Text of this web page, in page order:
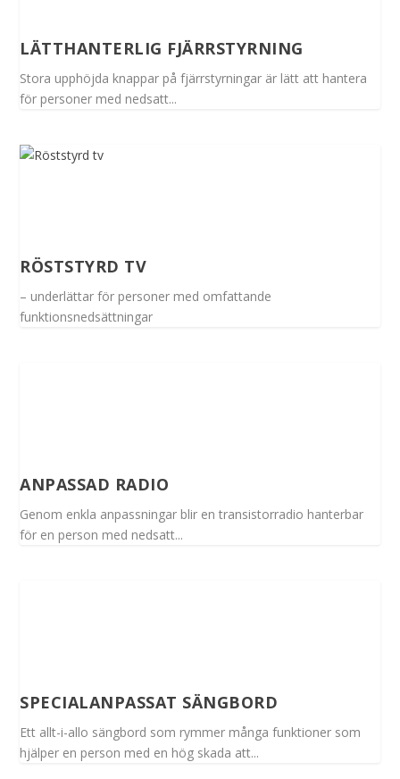
LÄTTHANTERLIG FJÄRRSTYRNING
Stora upphöjda knappar på fjärrstyrningar är lätt att hantera
för personer med nedsatt...
RÖSTSTYRD TV
– underlättar för personer med omfattande
funktionsnedsättningar
ANPASSAD RADIO
Genom enkla anpassningar blir en transistorradio hanterbar
för en person med nedsatt...
SPECIALANPASSAT SÄNGBORD
Ett allt-i-allo sängbord som rymmer många funktioner som
hjälper en person med en hög skada att...